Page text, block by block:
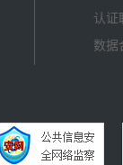
认证
数据